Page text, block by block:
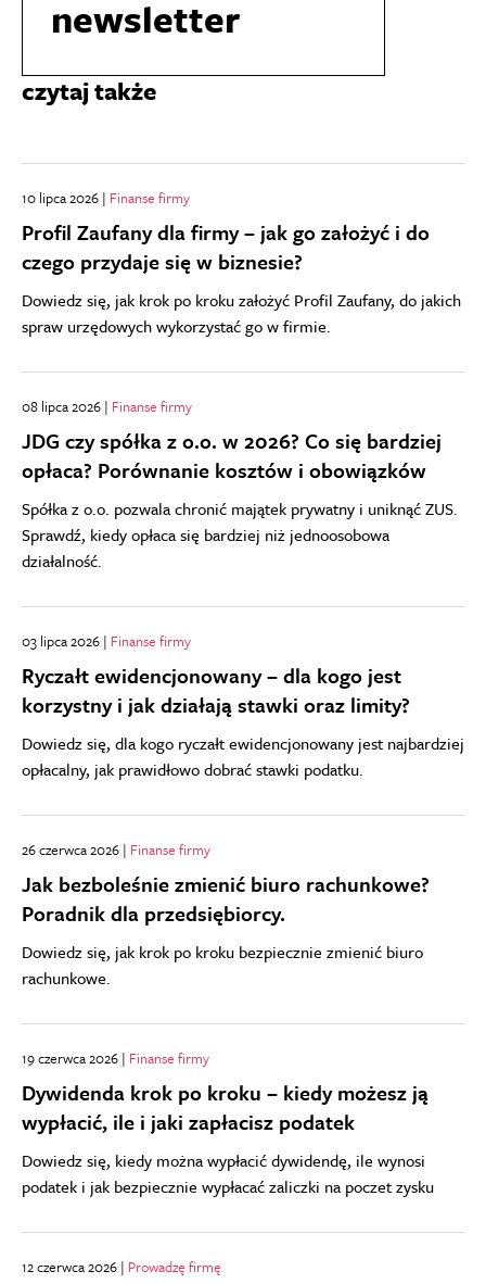
newsletter
czytaj także
10 lipca 2026 | Finanse firmy
Profil Zaufany dla firmy – jak go założyć i do
czego przydaje się w biznesie?
Dowiedz się, jak krok po kroku założyć Profil Zaufany, do jakich
spraw urzędowych wykorzystać go w firmie.
08 lipca 2026 | Finanse firmy
JDG czy spółka z o.o. w 2026? Co się bardziej
opłaca? Porównanie kosztów i obowiązków
Spółka z o.o. pozwala chronić majątek prywatny i uniknąć ZUS.
Sprawdź, kiedy opłaca się bardziej niż jednoosobowa
działalność.
03 lipca 2026 | Finanse firmy
Ryczałt ewidencjonowany – dla kogo jest
korzystny i jak działają stawki oraz limity?
Dowiedz się, dla kogo ryczałt ewidencjonowany jest najbardziej
opłacalny, jak prawidłowo dobrać stawki podatku.
26 czerwca 2026 | Finanse firmy
Jak bezboleśnie zmienić biuro rachunkowe?
Poradnik dla przedsiębiorcy.
Dowiedz się, jak krok po kroku bezpiecznie zmienić biuro
rachunkowe.
19 czerwca 2026 | Finanse firmy
Dywidenda krok po kroku – kiedy możesz ją
wypłacić, ile i jaki zapłacisz podatek
Dowiedz się, kiedy można wypłacić dywidendę, ile wynosi
podatek i jak bezpiecznie wypłacać zaliczki na poczet zysku
12 czerwca 2026 | Prowadzę firmę